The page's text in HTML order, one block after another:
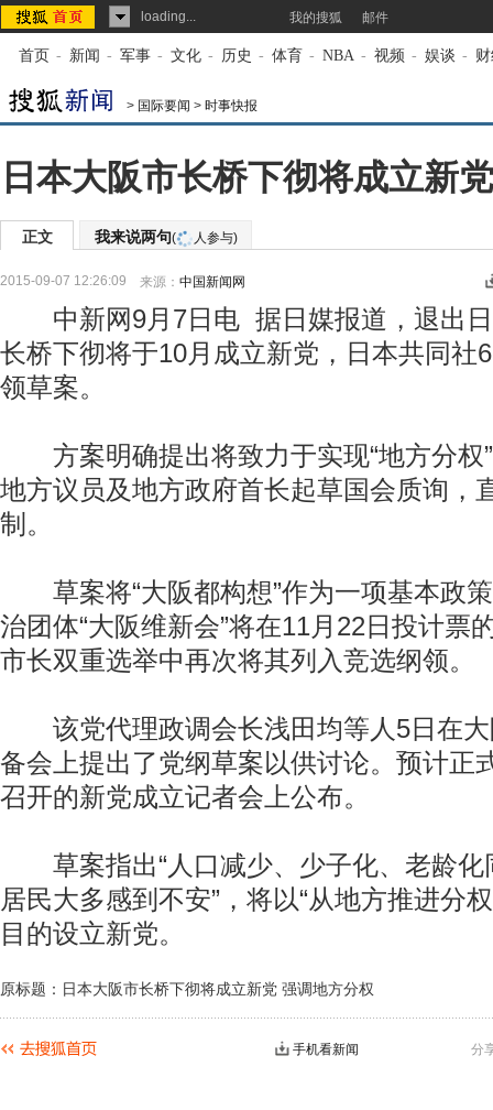
loading... 我的搜狐 邮件
首页 - 新闻 - 军事 - 文化 - 历史 - 体育 - NBA - 视频 - 娱谈 -
> 国际要闻 > 时事快报
日本大阪市长桥下彻将成立新
正文 我来说两句( 人参与)
2015-09-07 12:26:09 来源： 中国新闻网
中新网9月7日电 据日媒报道，退出日
长桥下彻将于10月成立新党，日本共同社
领草案。
方案明确提出将致力于实现“地方分权
地方议员及地方政府首长起草国会质询，
制。
草案将“大阪都构想”作为一项基本政
治团体“大阪维新会”将在11月22日投计票
市长双重选举中再次将其列入竞选纲领。
该党代理政调会长浅田均等人5日在大
备会上提出了党纲草案以供讨论。预计正
召开的新党成立记者会上公布。
草案指出“人口减少、少子化、老龄化
居民大多感到不安”，将以“从地方推进分
目的设立新党。
原标题：日本大阪市长桥下彻将成立新党 强调地方分权
分
手机看新闻